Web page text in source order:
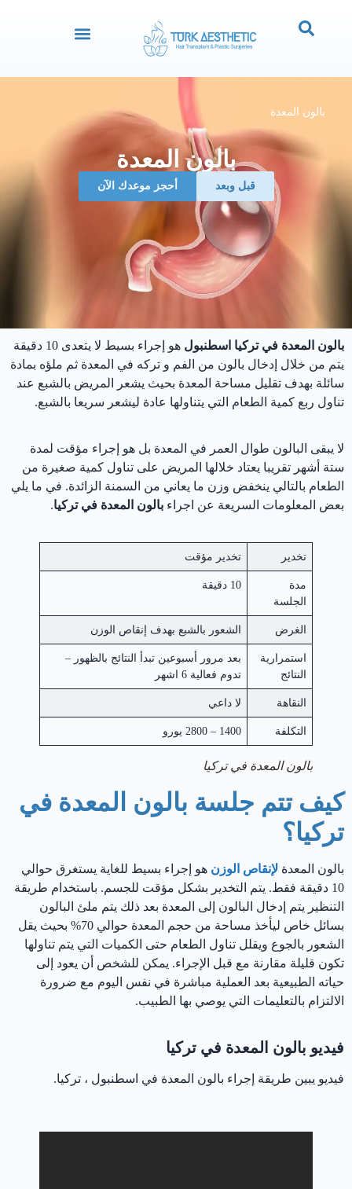
بالون المعدة
بالون المعدة
قبل وبعد ‏أحجز موعدك الآن
بالون المعدة في تركيا اسطنبول
هو إجراء بسيط لا يتعدى 10 دقيقة
يتم من خلال إدخال بالون من الفم و تركه في المعدة ثم ملؤه بمادة
سائلة بهدف تقليل مساحة المعدة بحيث يشعر المريض بالشبع عند
تناول ربع كمية الطعام التي يتناولها عادة ليشعر سريعا بالشبع.
لا يبقى البالون طوال العمر في المعدة بل هو إجراء مؤقت لمدة
ستة أشهر تقريبا يعتاد خلالها المريض على تناول كمية صغيرة من
الطعام بالتالي ينخفض وزن ما يعاني من السمنة الزائدة. في ما يلي
بعض المعلومات السريعة عن اجراء بالون المعدة في تركيا.
تخدير تخدير مؤقت
مدة
الجلسة
10 دقيقة
الغرض الشعور بالشبع بهدف إنقاص الوزن
استمرارية
النتائج
بعد مرور أسبوعين تبدأ النتائج بالظهور –
تدوم فعالية 6 اشهر
النقاهة لا داعي
التكلفة 1400 – 2800 يورو
بالون المعدة في تركيا
كيف تتم جلسة بالون المعدة في
تركيا؟
بالون المعدة لإنقاص الوزن هو إجراء بسيط للغاية يستغرق حوالي
10 دقيقة فقط. يتم التخدير بشكل مؤقت للجسم. باستخدام طريقة
التنظير يتم إدخال البالون إلى المعدة بعد ذلك يتم ملئ البالون
بسائل خاص ليأخذ مساحة من حجم المعدة حوالي 70% بحيث يقل
الشعور بالجوع ويقلل تناول الطعام حتى الكميات التي يتم تناولها
تكون قليلة مقارنة مع قبل الإجراء. يمكن للشخص أن يعود إلى
حياته الطبيعية بعد العملية مباشرة في نفس اليوم مع ضرورة
الالتزام بالتعليمات التي يوصي بها الطبيب.
فيديو بالون المعدة في تركيا
فيديو يبين طريقة إجراء بالون المعدة في اسطنبول ، تركيا.